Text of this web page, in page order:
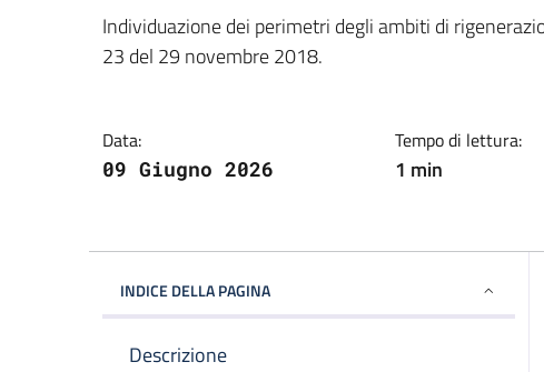
Individuazione dei perimetri degli ambiti di
23 del 29 novembre 2018.
Data:
09 Giugno 2026
Tempo di lettura:
1 min
INDICE DELLA PAGINA
Descrizione